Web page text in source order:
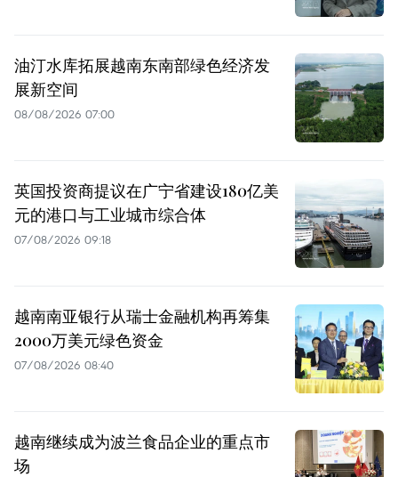
油汀水库拓展越南东南部绿色经济发
展新空间
08/08/2026 07:00
英国投资商提议在广宁省建设180亿美
元的港口与工业城市综合体
07/08/2026 09:18
越南南亚银行从瑞士金融机构再筹集
2000万美元绿色资金
07/08/2026 08:40
越南继续成为波兰食品企业的重点市
场